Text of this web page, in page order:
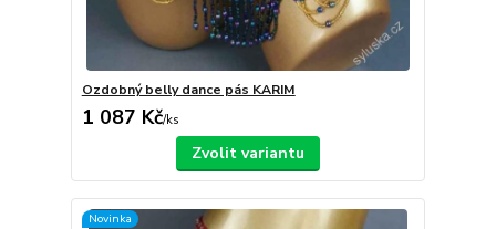
Ozdobný belly dance pás KARIM
1 087 Kč/ks
Zvolit variantu
Novinka